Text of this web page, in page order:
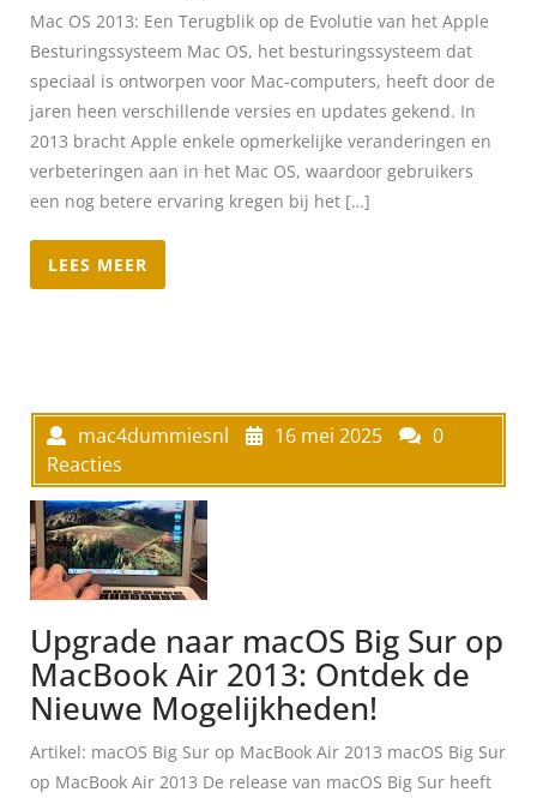
Mac OS 2013: Een Terugblik op de Evolutie van het Apple
Besturingssysteem Mac OS, het besturingssysteem dat
speciaal is ontworpen voor Mac-computers, heeft door de
jaren heen verschillende versies en updates gekend. In
2013 bracht Apple enkele opmerkelijke veranderingen en
verbeteringen aan in het Mac OS, waardoor gebruikers
een nog betere ervaring kregen bij het […]
LEES MEER
mac4dummiesnl 16 mei 2025
0
Reacties
Upgrade naar macOS Big Sur op
MacBook Air 2013: Ontdek de
Nieuwe Mogelijkheden!
Artikel: macOS Big Sur op MacBook Air 2013 macOS Big Sur
op MacBook Air 2013 De release van macOS Big Sur heeft